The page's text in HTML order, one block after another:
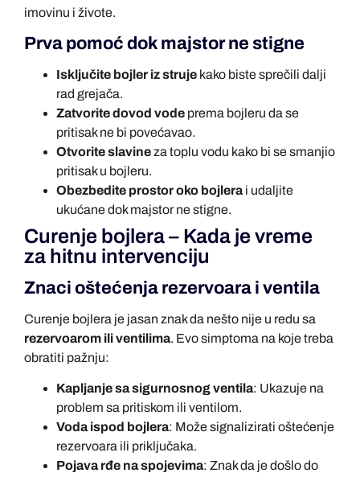
imovinu i živote.
Prva pomoć dok majstor ne stigne
Isključite bojler iz struje kako biste sprečili dalji
rad grejača.
Zatvorite dovod vode prema bojleru da se
pritisak ne bi povećavao.
Otvorite slavineza toplu vodu kako bi se smanjio
pritisak u bojleru.
Obezbedite prostor oko bojlerai udaljite
ukućane dok majstor ne stigne.
Curenje bojlera – Kada je vreme
za hitnu intervenciju
Znaci oštećenja rezervoara i ventila
Curenje bojlera je jasan znak da nešto nije u redu sa
rezervoarom ili ventilima. Evo simptoma na koje treba
obratiti pažnju:
Kapljanje sa sigurnosnog ventila: Ukazuje na
problem sa pritiskom ili ventilom.
Voda ispod bojlera: Može signalizirati oštećenje
rezervoara ili priključaka.
Pojava rđe na spojevima: Znak da je došlo do